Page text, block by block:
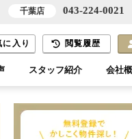
に入り 閲覧履歴
スタッフ紹介 会社
千葉店 043-224-0021